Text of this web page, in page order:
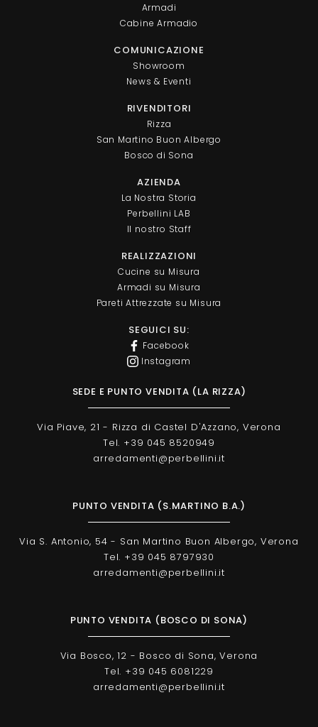
Armadi
Cabine Armadio
COMUNICAZIONE
Showroom
News & Eventi
RIVENDITORI
Rizza
San Martino Buon Albergo
Bosco di Sona
AZIENDA
La Nostra Storia
Perbellini LAB
Il nostro Staff
REALIZZAZIONI
Cucine su Misura
Armadi su Misura
Pareti Attrezzate su Misura
SEGUICI SU:
Facebook
Instagram
SEDE E PUNTO VENDITA (LA RIZZA)
Via Piave, 21 - Rizza di Castel D'Azzano, Verona
Tel. +39 045 8520949
arredamenti@perbellini.it
PUNTO VENDITA (S.MARTINO B.A.)
Via S. Antonio, 54 - San Martino Buon Albergo, Verona
Tel. +39 045 8797930
arredamenti@perbellini.it
PUNTO VENDITA (BOSCO DI SONA)
Via Bosco, 12 - Bosco di Sona, Verona
Tel. +39 045 6081229
arredamenti@perbellini.it